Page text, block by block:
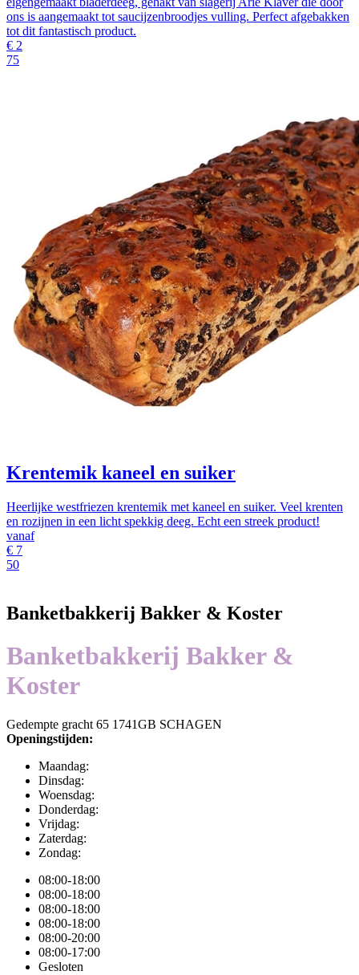
ons is aangemaakt tot saucijzenbroodjes vulling. Perfect afgebakken
tot dit fantastisch product.
€ 2
75
Krentemik kaneel en suiker
Heerlijke westfriezen krentemik met kaneel en suiker. Veel krenten
en rozijnen in een licht spekkig deeg. Echt een streek product!
vanaf
€ 7
50
Banketbakkerij Bakker & Koster
Banketbakkerij Bakker &
Koster
Gedempte gracht 65 1741GB SCHAGEN
Openingstijden:
Maandag:
Dinsdag:
Woensdag:
Donderdag:
Vrijdag:
Zaterdag:
Zondag:
08:00-18:00
08:00-18:00
08:00-18:00
08:00-18:00
08:00-20:00
08:00-17:00
Gesloten